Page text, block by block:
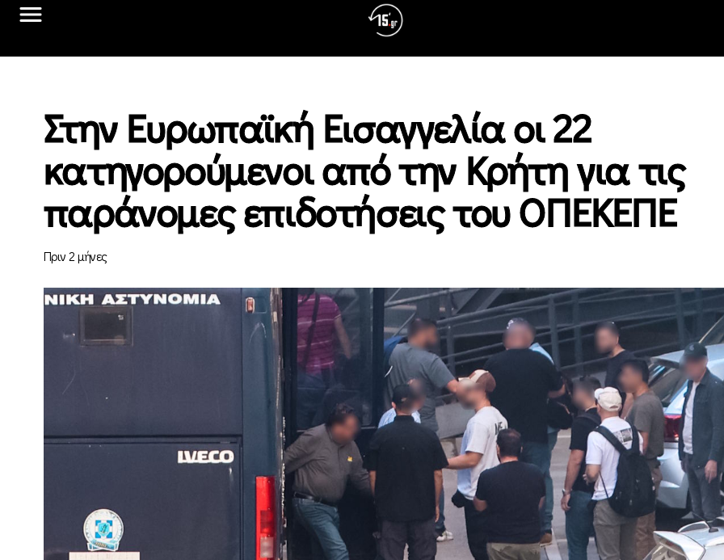
Στην Ευρωπαϊκή Εισαγγελία οι 22
κατηγορούμενοι από την Κρήτη για τις
παράνομες επιδοτήσεις του ΟΠΕΚΕΠΕ
Πριν 2 μήνες